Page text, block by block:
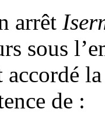
arrêt
sous
accordé
de :